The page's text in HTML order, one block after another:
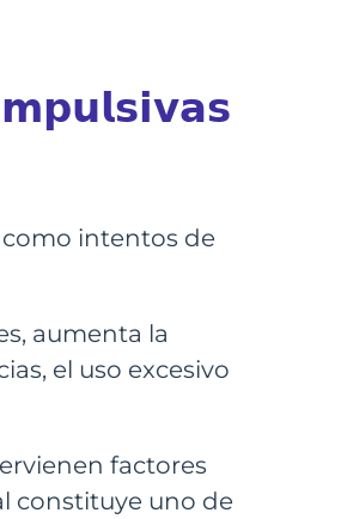
intentos de
aumenta la
el uso excesivo
factores
constituye uno de